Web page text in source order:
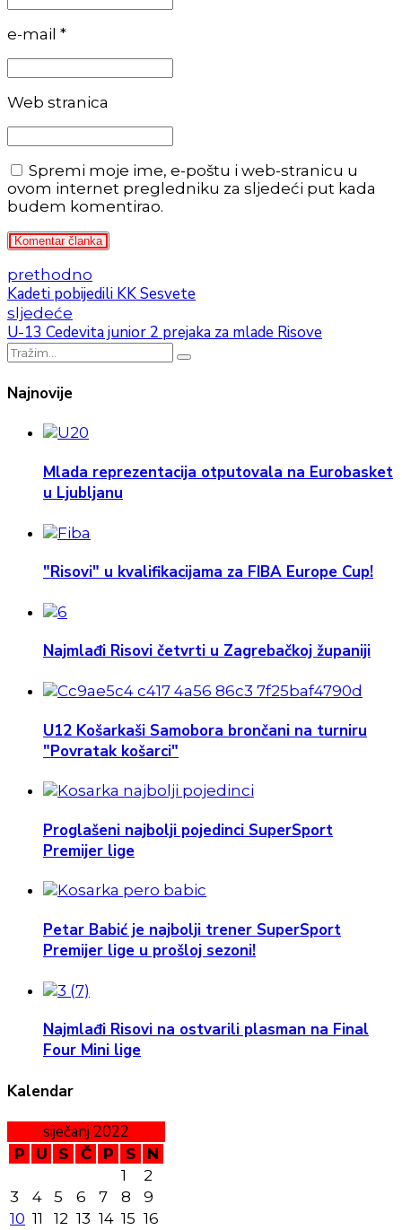
e-mail *
Web stranica
Spremi moje ime, e-poštu i web-stranicu u
ovom internet pregledniku za sljedeći put kada
budem komentirao.
Komentar članka
prethodno
Kadeti pobijedili KK Sesvete
sljedeće
U-13 Cedevita junior 2 prejaka za mlade Risove
Najnovije
Mlada reprezentacija otputovala na Eurobasket
u Ljubljanu
"Risovi" u kvalifikacijama za FIBA Europe Cup!
Najmlađi Risovi četvrti u Zagrebačkoj županiji
U12 Košarkaši Samobora brončani na turniru
"Povratak košarci"
Proglašeni najbolji pojedinci SuperSport
Premijer lige
Petar Babić je najbolji trener SuperSport
Premijer lige u prošloj sezoni!
Najmlađi Risovi na ostvarili plasman na Final
Four Mini lige
Kalendar
siječanj 2022
P U S Č P S
N
1
2
3
4 5 6 7 8
9
10 11 12 13 14 15 16